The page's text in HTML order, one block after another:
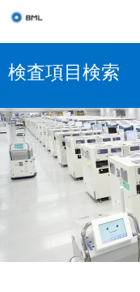
検査項目検索